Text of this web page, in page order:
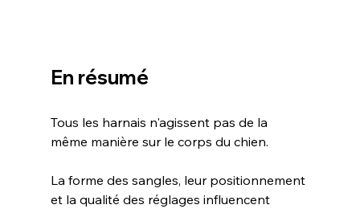
En résumé
Tous les harnais n'agissent pas de la
même manière sur le corps du chien.
La forme des sangles, leur positionnement
et la qualité des réglages influencent